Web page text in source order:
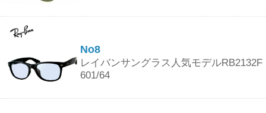
No8
レイバンサングラス人気モデルRB2132F
601/64